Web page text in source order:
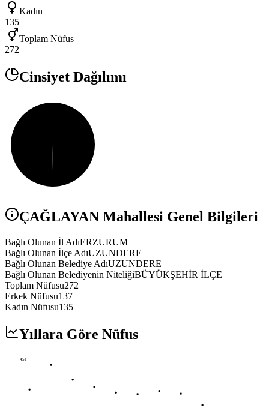
Kadın
135
Toplam Nüfus
272
Cinsiyet Dağılımı
ÇAĞLAYAN Mahallesi Genel Bilgileri
Bağlı Olunan İl AdıERZURUM
Bağlı Olunan İlçe AdıUZUNDERE
Bağlı Olunan Belediye AdıUZUNDERE
Bağlı Olunan Belediyenin NiteliğiBÜYÜKŞEHİR İLÇE
Toplam Nüfusu272
Erkek Nüfusu137
Kadın Nüfusu135
Yıllara Göre Nüfus
451